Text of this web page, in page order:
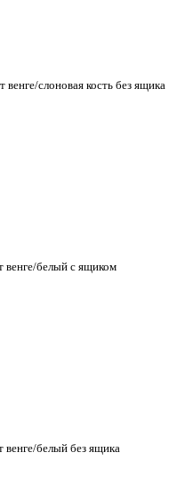
венге/слоновая кость без ящика
венге/белый с ящиком
венге/белый без ящика